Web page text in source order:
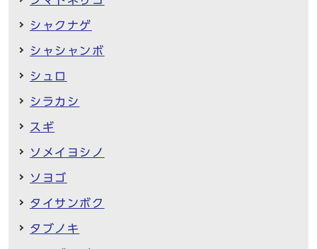
シャクナゲ
シャシャンボ
シュロ
シラカシ
スギ
ソメイヨシノ
ソヨゴ
タイサンボク
タブノキ